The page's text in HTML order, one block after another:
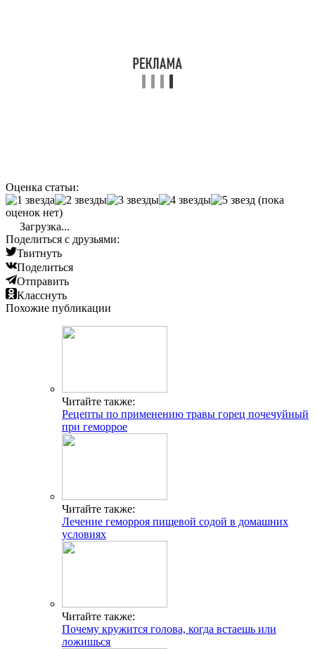
Оценка статьи:
(пока
оценок нет)
Загрузка...
Поделиться с друзьями:
Твитнуть
Поделиться
Отправить
Класснуть
Похожие публикации
Читайте также:
Рецепты по применению травы горец почечуйный
при геморрое
Читайте также:
Лечение геморроя пищевой содой в домашних
условиях
Читайте также:
Почему кружится голова, когда встаешь или
ложишься